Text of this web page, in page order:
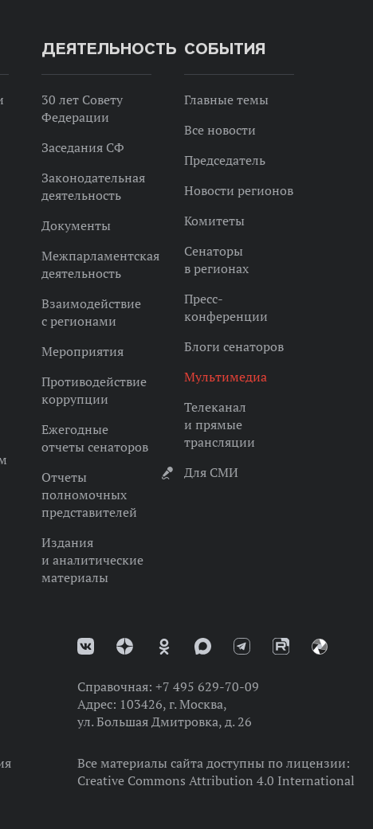
ДЕЯТЕЛЬНОСТЬ
30 лет Совету
Федерации
Заседания СФ
Законодательная
деятельность
Документы
Межпарламентская
деятельность
Взаимодействие
с регионами
Мероприятия
Противодействие
коррупции
Ежегодные
отчеты сенаторов
Отчеты
полномочных
представителей
Издания
и аналитические
материалы
СОБЫТИЯ
Главные темы
Все новости
Председатель
Новости регионов
Комитеты
Сенаторы
в регионах
Пресс-
конференции
Блоги сенаторов
Мультимедиа
Телеканал
и прямые
трансляции
Для СМИ
Справочная: +7 495 629-70-09
Адрес: 103426, г. Москва,
ул. Большая Дмитровка, д. 26
Все материалы сайта доступны по лицензии:
Creative Commons Attribution 4.0 International